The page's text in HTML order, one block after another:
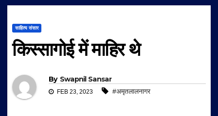
साहित्य संसार
किस्सागोई में माहिर थे
By Swapnil Sansar
FEB 23, 2023 #अमृतलालनागर